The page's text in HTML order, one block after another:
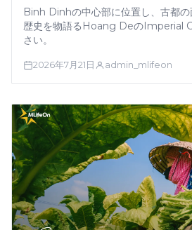
Binh Dinhの中心部に位置し、古都の
歴史を物語るHoang DeのImperial
さい。
2026年7月21日 admin_mlifeon